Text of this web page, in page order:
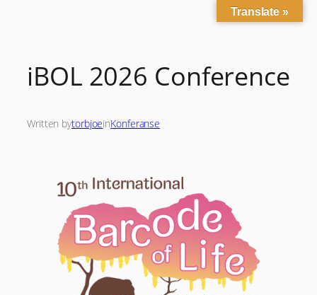
content
iBOL 2026 Conference
Written bytorbjoeinKonferanse
Translate »